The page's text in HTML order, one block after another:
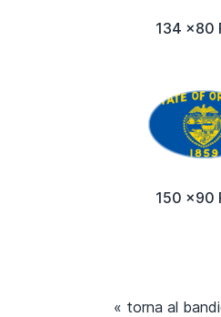
134 x80
150 x90
« torna al